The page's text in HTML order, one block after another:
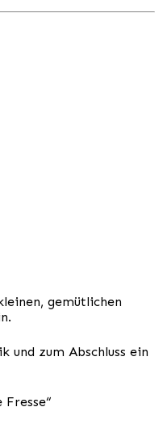
gemütlichen
und zum Abschluss ein